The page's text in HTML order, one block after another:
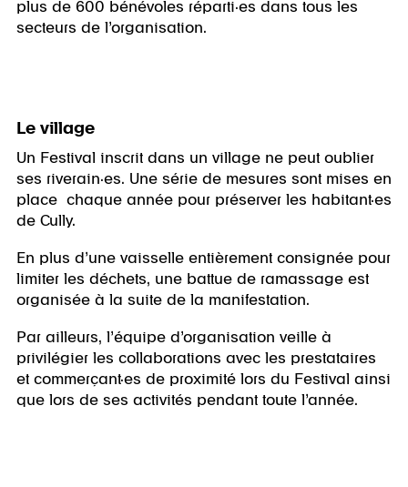
plus de 600 bénévoles réparti·es dans tous les
secteurs de l’organisation.
Le village
Un Festival inscrit dans un village ne peut oublier
ses riverain·es. Une série de mesures sont mises en
place chaque année pour préserver les habitant·es
de Cully.
En plus d’une vaisselle entièrement consignée pour
limiter les déchets, une battue de ramassage est
organisée à la suite de la manifestation.
Par ailleurs, l’équipe d’organisation veille à
privilégier les collaborations avec les prestataires
et commerçant·es de proximité lors du Festival ainsi
que lors de ses activités pendant toute l’année.